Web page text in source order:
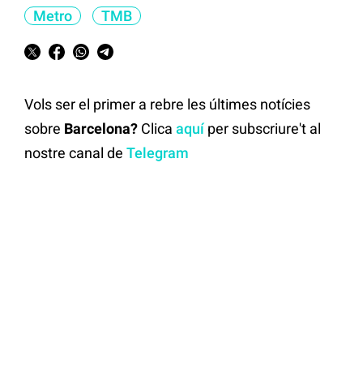
Metro TMB
Vols ser el primer a rebre les últimes notícies
sobre Barcelona? Clica aquíper subscriure't al
nostre canal de Telegram